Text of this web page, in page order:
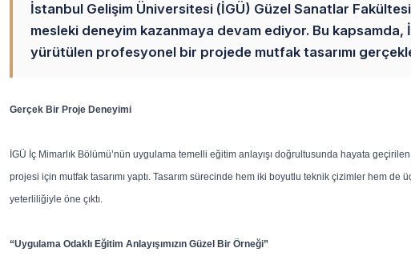
İstanbul Gelişim Üniversitesi (İGÜ) Güzel Sanatlar
mesleki deneyim kazanmaya devam ediyor. Bu kapsamda,
yürütülen profesyonel bir projede mutfak tasarımı
Gerçek Bir Proje Deneyimi
İGÜ İç Mimarlık Bölümü’nün uygulama temelli eğitim anlayışı doğrultusunda hayata
projesi için mutfak tasarımı yaptı. Tasarım sürecinde hem iki boyutlu teknik çizimler hem
yeterliliğiyle öne çıktı.
“Uygulama Odaklı Eğitim Anlayışımızın Güzel Bir Örneği”